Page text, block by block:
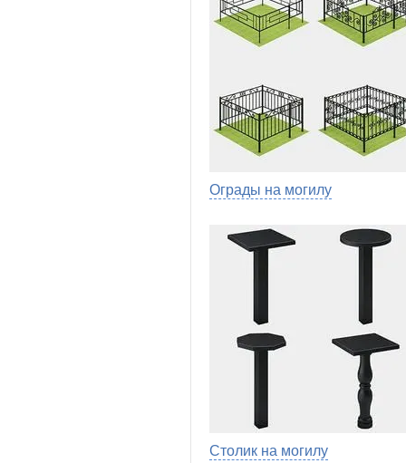
Ограды на могилу
Столик на могилу